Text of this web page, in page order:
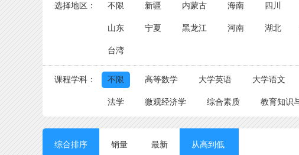
选择地区： 不限 新疆 内蒙古 海南 四川
山东 宁夏 黑龙江 河南 湖北
台湾
课程学科： 不限 高等数学 大学英语 大学语文
法学 微观经济学 综合素质 教育知识
综合排序 销量 最新 按价格
从高到低